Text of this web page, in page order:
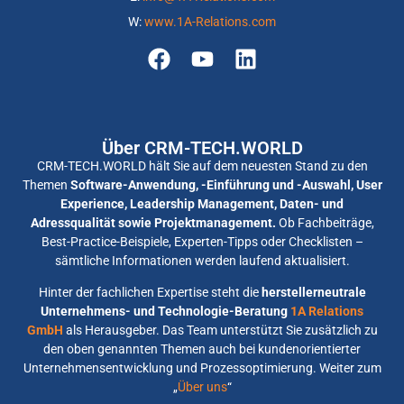
W:www.1A-Relations.com
Über CRM-TECH.WORLD
CRM-TECH.WORLD hält Sie auf dem neuesten Stand zu den
Themen Software-Anwendung, -Einführung und -Auswahl, User
Experience, Leadership Management, Daten- und
Adressqualität sowie Projektmanagement. Ob Fachbeiträge,
Best-Practice-Beispiele, Experten-Tipps oder Checklisten –
sämtliche Informationen werden laufend aktualisiert.
Hinter der fachlichen Expertise steht die herstellerneutrale
Unternehmens- und Technologie-Beratung 1A Relations
GmbH als Herausgeber. Das Team unterstützt Sie zusätzlich zu
den oben genannten Themen auch bei kundenorientierter
Unternehmensentwicklung und Prozessoptimierung. Weiter zum
„Über uns“